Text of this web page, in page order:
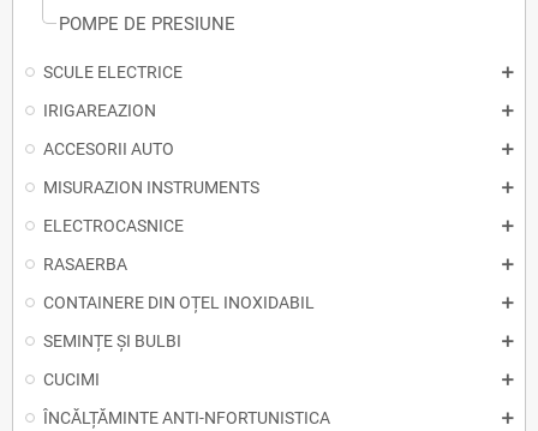
POMPE DE PRESIUNE
SCULE ELECTRICE
IRIGAREAZION
ACCESORII AUTO
MISURAZION INSTRUMENTS
ELECTROCASNICE
RASAERBA
CONTAINERE DIN OȚEL INOXIDABIL
SEMINȚE ȘI BULBI
CUCIMI
ÎNCĂLȚĂMINTE ANTI-NFORTUNISTICA